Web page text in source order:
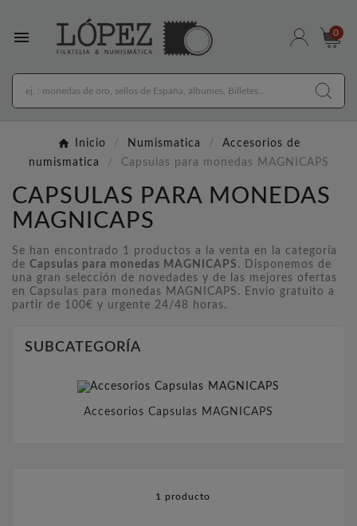
 0
Inicio Numismatica
Accesorios de
numismatica
Capsulas para monedas MAGNICAPS
CAPSULAS PARA MONEDAS
MAGNICAPS
Se han encontrado 1 productos a la venta en la categoría
de Capsulas para monedas MAGNICAPS . Disponemos de
una gran selección de novedades y de las mejores ofertas
en Capsulas para monedas MAGNICAPS. Envio gratuito a
partir de 100€ y urgente 24/48 horas.
SUBCATEGORÍA
Accesorios Capsulas MAGNICAPS
1 producto